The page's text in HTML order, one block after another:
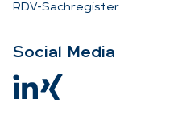
RDV-Sachregister
So­ci­al Me­dia